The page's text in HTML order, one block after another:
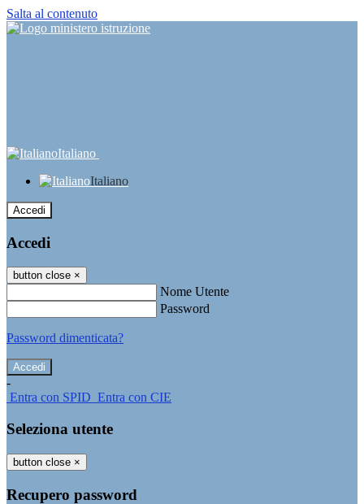
Salta al contenuto
Italiano
Italiano
Accedi
Accedi
button close ×
Nome Utente
Password
Password dimenticata?
-
Entra con SPID Entra con CIE
Seleziona utente
button close ×
Recupero password